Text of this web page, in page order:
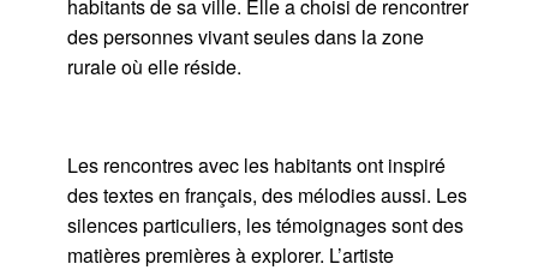
habitants de sa ville. Elle a choisi de rencontrer
des personnes vivant seules dans la zone
rurale où elle réside.
Les rencontres avec les habitants ont inspiré
des textes en français, des mélodies aussi. Les
silences particuliers, les témoignages sont des
matières premières à explorer. L’artiste